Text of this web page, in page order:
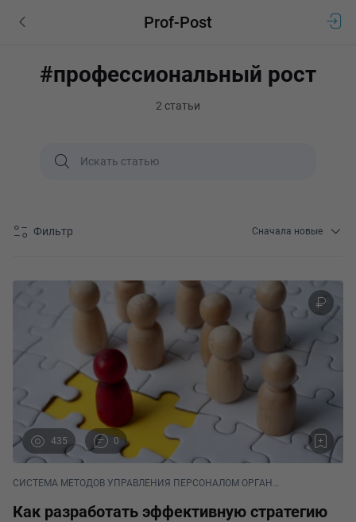
Prof-Post
#профессиональный рост
2 статьи
Фильтр Сначала новые
435 0
СИСТЕМА МЕТОДОВ УПРАВЛЕНИЯ ПЕРСОНАЛОМ ОРГАНИЗАЦИИ
Как разработать эффективную стратегию